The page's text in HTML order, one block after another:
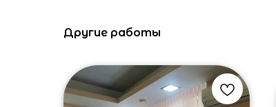
Другие работы